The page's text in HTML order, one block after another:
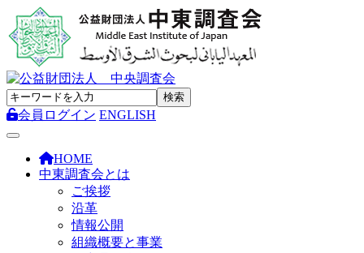
会員ログイン ENGLISH
Toggle navigation
HOME
中東調査会とは
ご挨拶
沿革
情報公開
組織概要と事業